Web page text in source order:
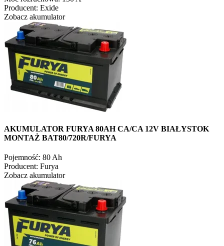
Producent: Exide
Zobacz akumulator
AKUMULATOR FURYA 80AH CA/CA 12V BIAŁYSTOK
MONTAŻ BAT80/720R/FURYA
Pojemność: 80 Ah
Producent: Furya
Zobacz akumulator